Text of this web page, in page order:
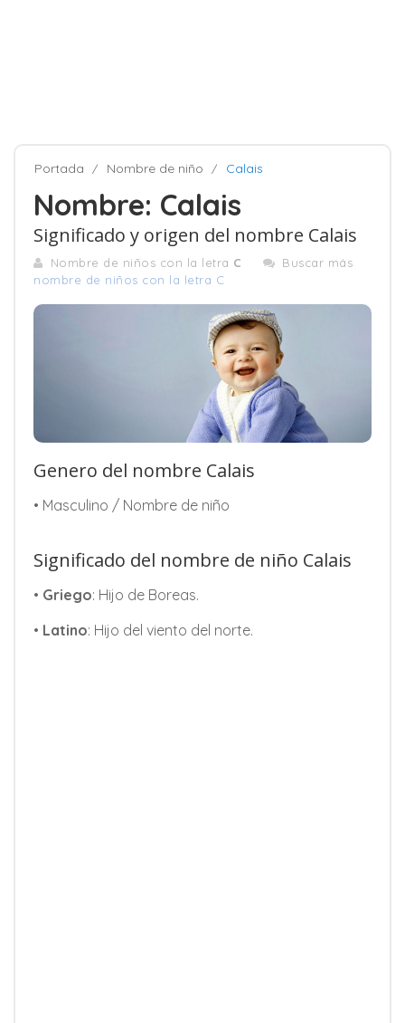
Portada Nombre de niño Calais
Nombre: Calais
Significado y origen del nombre Calais
Nombre de niños con la letra C
Buscar más
nombre de niños con la letra C
Genero del nombre Calais
• Masculino / Nombre de niño
Significado del nombre de niño Calais
• Griego: Hijo de Boreas.
• Latino: Hijo del viento del norte.